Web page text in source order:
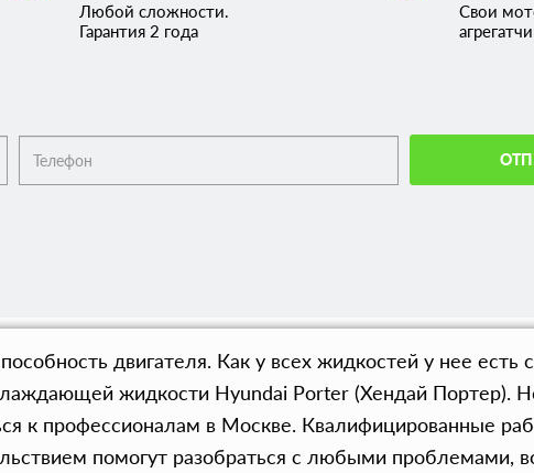
Любой сложности.
Гарантия 2 года
Свои
двигателя. Как у всех жидкостей у нее есть
жидкости Hyundai Porter (Хендай Портер).
к профессионалам в Москве. Квалифицированные
помогут разобраться с любыми проблемами,